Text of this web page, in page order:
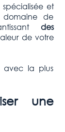
et
de
des
de votre
avec la plus
une